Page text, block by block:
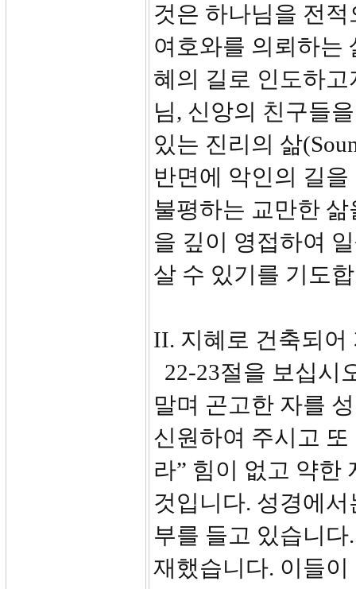
것은 하나님을 전
여호와를 의뢰하는
혜의 길로 인도하
님, 신앙의 친구들
있는 진리의 삶
반면에 악인의 길
불평하는 교만한
을 깊이 영접하여
살 수 있기를 기도
II. 지혜로 건축되어
22-23절을 보십시
말며 곤고한 자를
신원하여 주시고
라” 힘이 없고 약한
것입니다. 성경에
부를 들고 있습니
재했습니다. 이들